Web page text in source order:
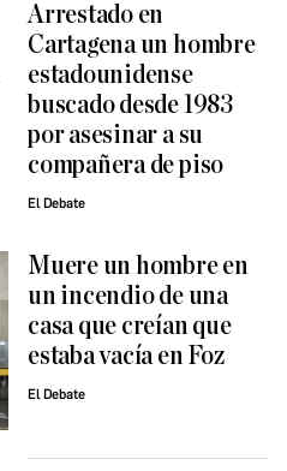
Arrestado en
Cartagena un hombre
estadounidense
buscado desde 1983
por asesinar a su
compañera de piso
El Debate
Muere un hombre en
un incendio de una
casa que creían que
estaba vacía en Foz
El Debate